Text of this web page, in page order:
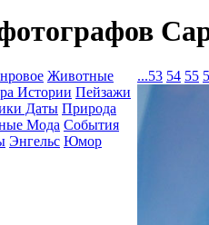
Животные
Истории Пейзажи
Даты Природа
Мода События
Энгельс Юмор
...53 54 55